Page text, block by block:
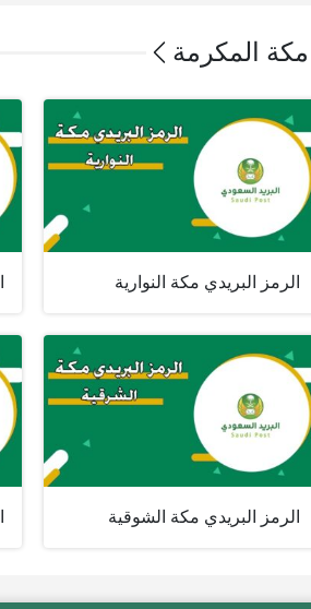
مكة المكرمة
الرمز البريدي مكة النوارية
الرمز البريدي مكة الشوقية